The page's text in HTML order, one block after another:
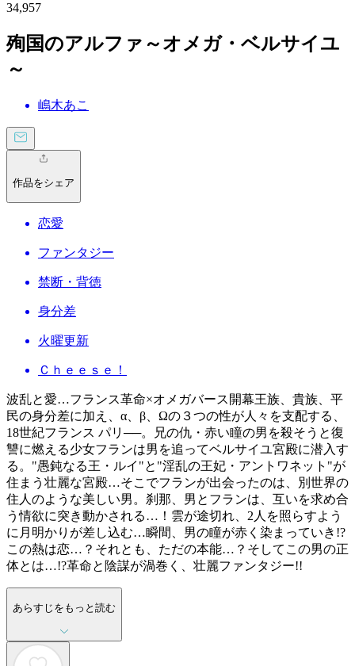
34,957
殉国のアルファ～オメガ・ベルサイユ
～
嶋木あこ
作品をシェア
恋愛
ファンタジー
禁断・背徳
身分差
火曜更新
Ｃｈｅｅｓｅ！
波乱と愛…フランス革命×オメガバース開幕王族、貴族、平
民の身分差に加え、α、β、Ωの３つの性が人々を支配する、
18世紀フランス パリ──。兄の仇・赤い瞳の男を殺そうと復
讐に燃える少女フランは男を追ってベルサイユ宮殿に潜入す
る。"愚鈍なる王・ルイ"と"淫乱の王妃・アントワネット"が
住まう壮麗な宮殿…そこでフランが出会ったのは、別世界の
住人のような美しい男。刹那、男とフランは、互いを求め合
う情欲に突き動かされる…！雲が途切れ、2人を照らすよう
に月明かりが差し込む…瞬間、男の瞳が赤く染まっていき!?
この熱は恋…？それとも、ただの本能…？そしてこの男の正
体とは…!?革命と陰謀が渦巻く、壮麗ファンタジー!!
あらすじをもっと読む